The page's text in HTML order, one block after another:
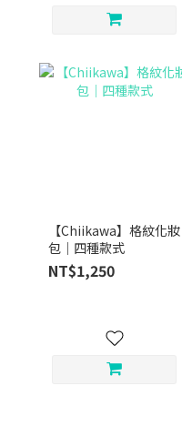
【Chiikawa】格紋化妝
包｜四種款式
NT$1,250